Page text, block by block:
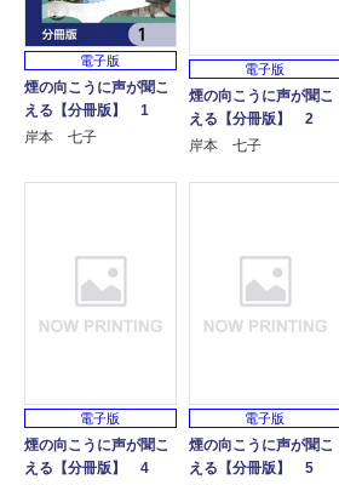
電子版
煙の向こうに声が聞こ
える【分冊版】 1
岸本 七子
電子版
煙の向こうに声が聞こ
える【分冊版】 2
岸本 七子
電子版
煙の向こうに声が聞こ
える【分冊版】 4
電子版
煙の向こうに声が聞こ
える【分冊版】 5